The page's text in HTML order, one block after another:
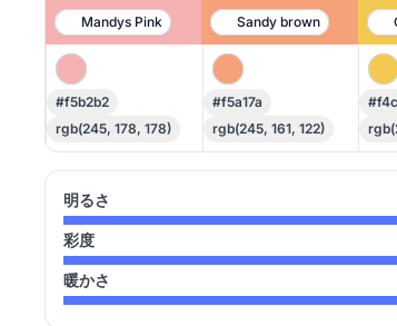
Mandys Pink Sandy brown
#f5b2b2
rgb(245, 178, 178)
#f5a17a
rgb(245, 161, 122)
明るさ
彩度
暖かさ